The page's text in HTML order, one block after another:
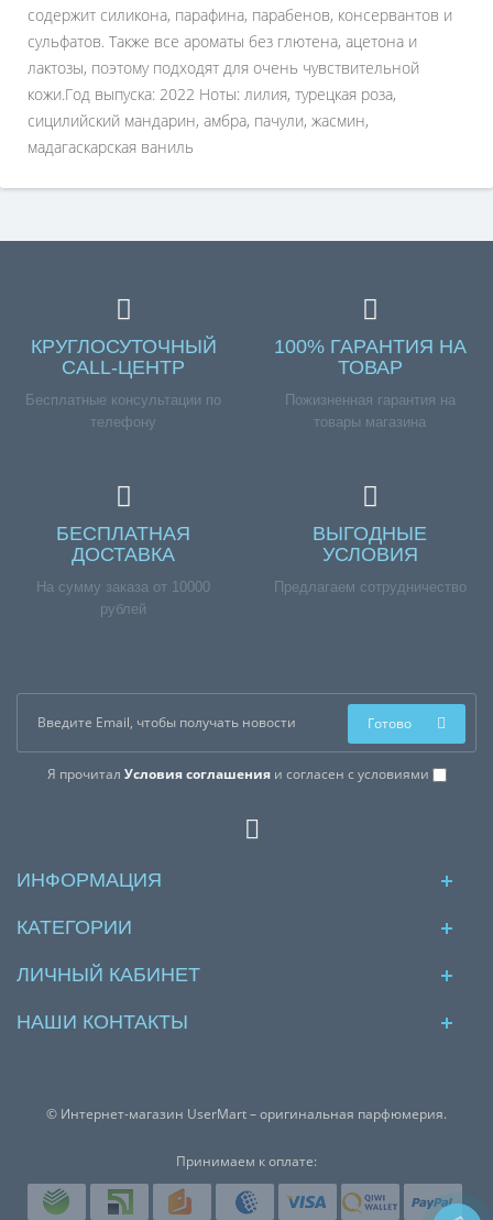
содержит силикона, парафина, парабенов, консервантов и
сульфатов. Также все ароматы без глютена, ацетона и
лактозы, поэтому подходят для очень чувствительной
кожи.Год выпуска: 2022 Ноты: лилия, турецкая роза,
сицилийский мандарин, амбра, пачули, жасмин,
мадагаскарская ваниль
КРУГЛОСУТОЧНЫЙ
CALL-ЦЕНТР
Бесплатные консультации по
телефону
100% ГАРАНТИЯ НА
ТОВАР
Пожизненная гарантия на
товары магазина
БЕСПЛАТНАЯ
ДОСТАВКА
На сумму заказа от 10000
рублей
ВЫГОДНЫЕ
УСЛОВИЯ
Предлагаем сотрудничество
Я прочитал Условия соглашенияи согласен с условиями
Готово
ИНФОРМАЦИЯ
КАТЕГОРИИ
ЛИЧНЫЙ КАБИНЕТ
НАШИ КОНТАКТЫ
© Интернет-магазин UserMart – оригинальная парфюмерия.
Принимаем к оплате: